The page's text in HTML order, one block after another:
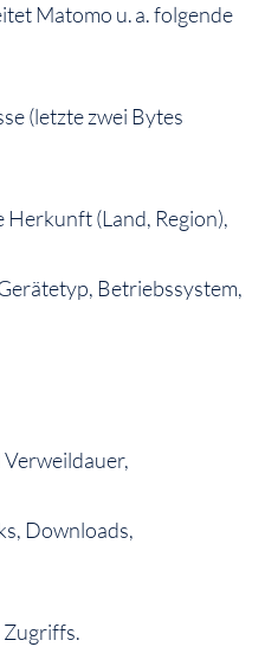
Matomo u. a. folgende
(letzte zwei Bytes
(Land, Region),
Betriebssystem,
Downloads,
Zugriffs.